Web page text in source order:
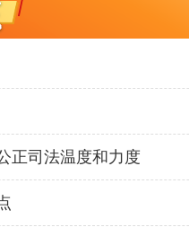
正司法温度和力度